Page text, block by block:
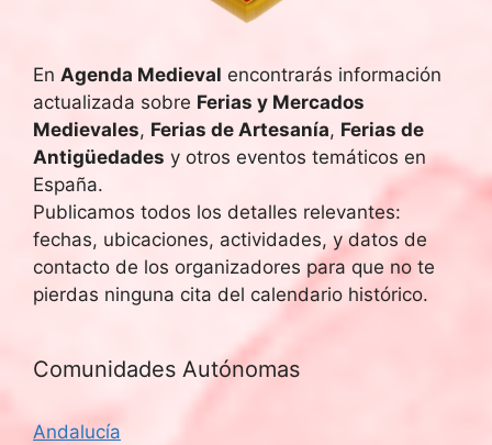
En Agenda Medieval encontrarás información
actualizada sobre Ferias y Mercados
Medievales, Ferias de Artesanía, Ferias de
Antigüedades y otros eventos temáticos en
España.
Publicamos todos los detalles relevantes:
fechas, ubicaciones, actividades, y datos de
contacto de los organizadores para que no te
pierdas ninguna cita del calendario histórico.
Comunidades Autónomas
Andalucía